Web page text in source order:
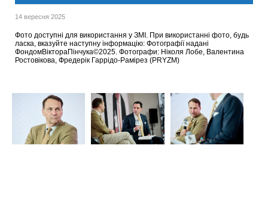
14 вересня 2025
Фото доступні для використання у ЗМІ. При використанні фото, будь
ласка, вказуйте наступну інформацію: Фотографії надані
ФондомВіктораПінчука©2025. Фотографи: Ніколя Лобе, Валентина
Ростовікова, Фредерік Гаррідо-Рамірез (PRYZM)